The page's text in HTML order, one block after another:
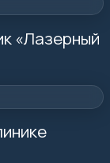
«Лазерный